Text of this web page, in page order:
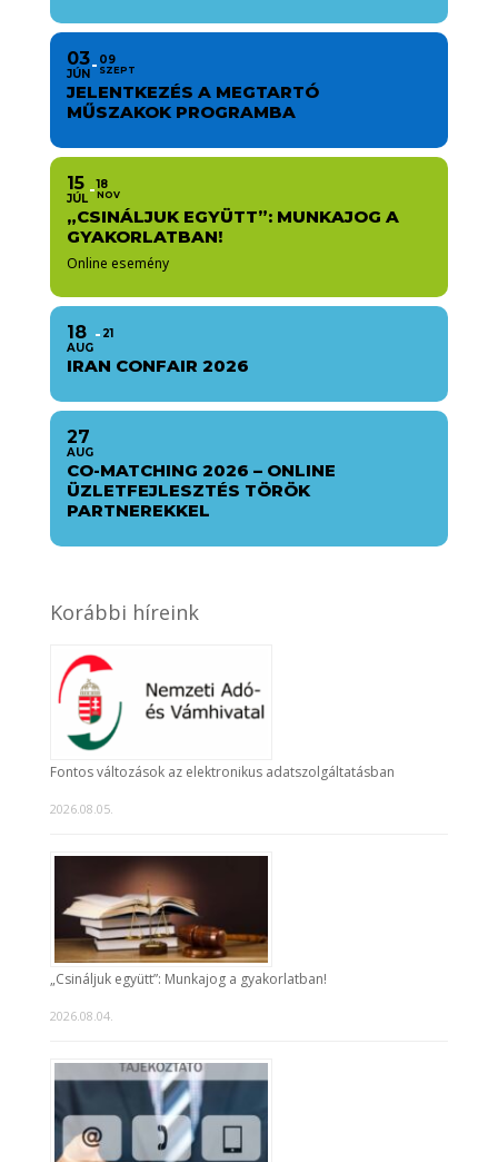
03
JÚN
09
SZEPT
JELENTKEZÉS A MEGTARTÓ
MŰSZAKOK PROGRAMBA
15
JÚL
18
NOV
„CSINÁLJUK EGYÜTT”: MUNKAJOG A
GYAKORLATBAN!
Online esemény
18
AUG
21
IRAN CONFAIR 2026
27
AUG
CO-MATCHING 2026 – ONLINE
ÜZLETFEJLESZTÉS TÖRÖK
PARTNEREKKEL
Korábbi híreink
Fontos változások az elektronikus adatszolgáltatásban
2026.08.05.
„Csináljuk együtt”: Munkajog a gyakorlatban!
2026.08.04.